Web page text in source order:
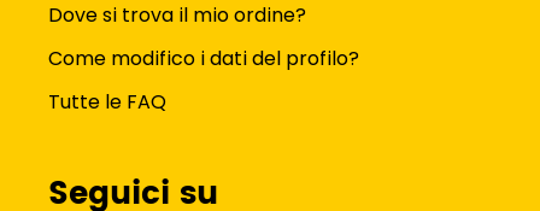
Dove si trova il mio ordine?
Come modifico i dati del profilo?
Tutte le FAQ
Seguici su